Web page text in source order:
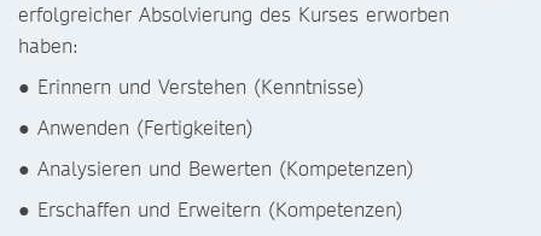
erfolgreicher Absolvierung des Kurses erworben
haben:
● Erinnern und Verstehen (Kenntnisse)
● Anwenden (Fertigkeiten)
● Analysieren und Bewerten (Kompetenzen)
● Erschaffen und Erweitern (Kompetenzen)